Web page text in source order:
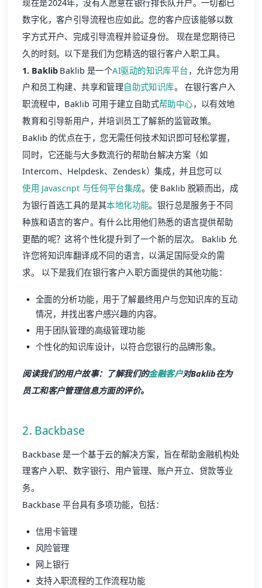
现在是2024年，没有人愿意在银行排长队开户。一切都已
数字化，客户引导流程也应如此。您的客户应该能够以数
字方式开户、完成引导流程并验证身份。 现在是您期待已
久的时刻。以下是我们为您精选的银行客户入职工具。
1. BaklibBaklib 是一个AI驱动的知识库平台，允许您为用
户和员工构建、共享和管理自助式知识库。 在银行客户入
职流程中，Baklib 可用于建立自助式帮助中心，以有效地
教育和引导新用户，并培训员工了解新的监管政策。
Baklib 的优点在于，您无需任何技术知识即可轻松掌握，
同时，它还能与大多数流行的帮助台解决方案（如
Intercom、Helpdesk、Zendesk）集成，并且您可以
使用 Javascript 与任何平台集成。使 Baklib 脱颖而出，成
为银行首选工具的是其本地化功能。银行总是服务于不同
种族和语言的客户。有什么比用他们熟悉的语言提供帮助
更酷的呢？这将个性化提升到了一个新的层次。 Baklib 允
许您将知识库翻译成不同的语言，以满足国际受众的需
求。 以下是我们在银行客户入职方面提供的其他功能：
全面的分析功能，用于了解最终用户与您知识库的互动
情况，并找出客户感兴趣的内容。
用于团队管理的高级管理功能
个性化的知识库设计，以符合您银行的品牌形象。
阅读我们的用户故事：了解我们的金融客户对Baklib在为
员工和客户管理信息方面的评价。
2. Backbase
Backbase 是一个基于云的解决方案，旨在帮助金融机构处
理客户入职、数字银行、用户管理、账户开立、贷款等业
务。
Backbase 平台具有多项功能，包括：
信用卡管理
风险管理
网上银行
支持入职流程的工作流程功能